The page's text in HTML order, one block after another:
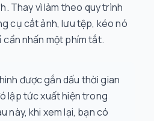
Thay vì làm theo quy trình
cụ cắt ảnh, lưu tệp, kéo nó
nhấn một phím tắt.
được gắn dấu thời gian
lập tức xuất hiện trong
này, khi xem lại, bạn có